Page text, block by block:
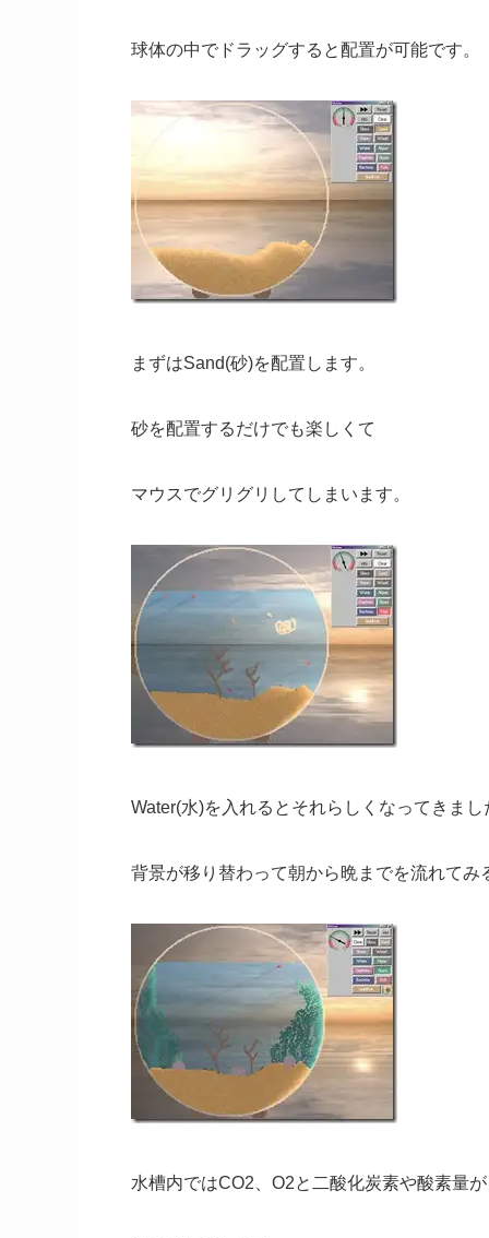
球体の中でドラッグすると配置が可能です。
まずはSand(砂)を配置します。
砂を配置するだけでも楽しくて
マウスでグリグリしてしまいます。
Water(水)を入れるとそれらしくなってきまし
背景が移り替わって朝から晩までを流れてみ
水槽内ではCO2、O2と二酸化炭素や酸素量